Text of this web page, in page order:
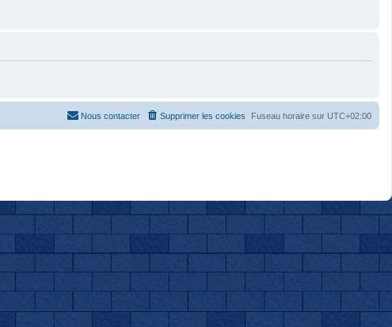
Fuseau horaire sur UTC+02:00
Supprimer les cookies
Nous contacter